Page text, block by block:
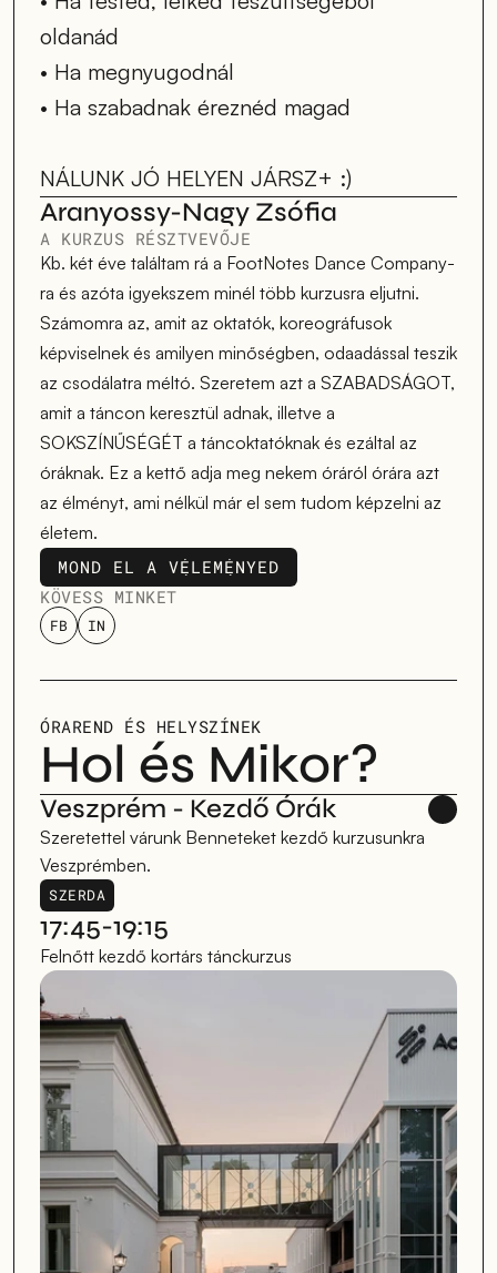
oldanád
• Ha megnyugodnál
• Ha szabadnak éreznéd magad
NÁLUNK JÓ HELYEN JÁRSZ+ :)
Aranyossy-Nagy Zsófia
A KURZUS RÉSZTVEVŐJE
Kb. két éve találtam rá a FootNotes Dance Company-
ra és azóta igyekszem minél több kurzusra eljutni.
Számomra az, amit az oktatók, koreográfusok
képviselnek és amilyen minőségben, odaadással teszik
az csodálatra méltó. Szeretem azt a SZABADSÁGOT,
amit a táncon keresztül adnak, illetve a
SOKSZÍNŰSÉGÉT a táncoktatóknak és ezáltal az
óráknak. Ez a kettő adja meg nekem óráról órára azt
az élményt, ami nélkül már el sem tudom képzelni az
életem.
MOND EL A VÉLEMÉNYED
MOND EL A VÉLEMÉNYED
KÖVESS MINKET
FB IN
ÓRAREND ÉS HELYSZÍNEK
Hol és Mikor?
Veszprém - Kezdő Órák
Szeretettel várunk Benneteket kezdő kurzusunkra
Veszprémben.
17:45-19:15
Felnőtt kezdő kortárs tánckurzus
SZERDA